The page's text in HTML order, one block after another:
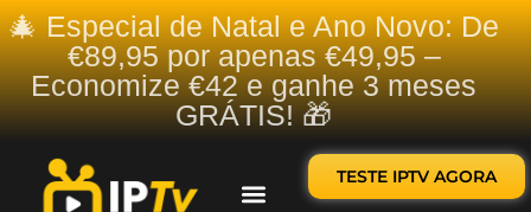
🎄 Especial de Natal e Ano Novo: De
€89,95 por apenas €49,95 –
Economize €42 e ganhe 3 meses
GRÁTIS! 🎁
TESTE IPTV AGORA